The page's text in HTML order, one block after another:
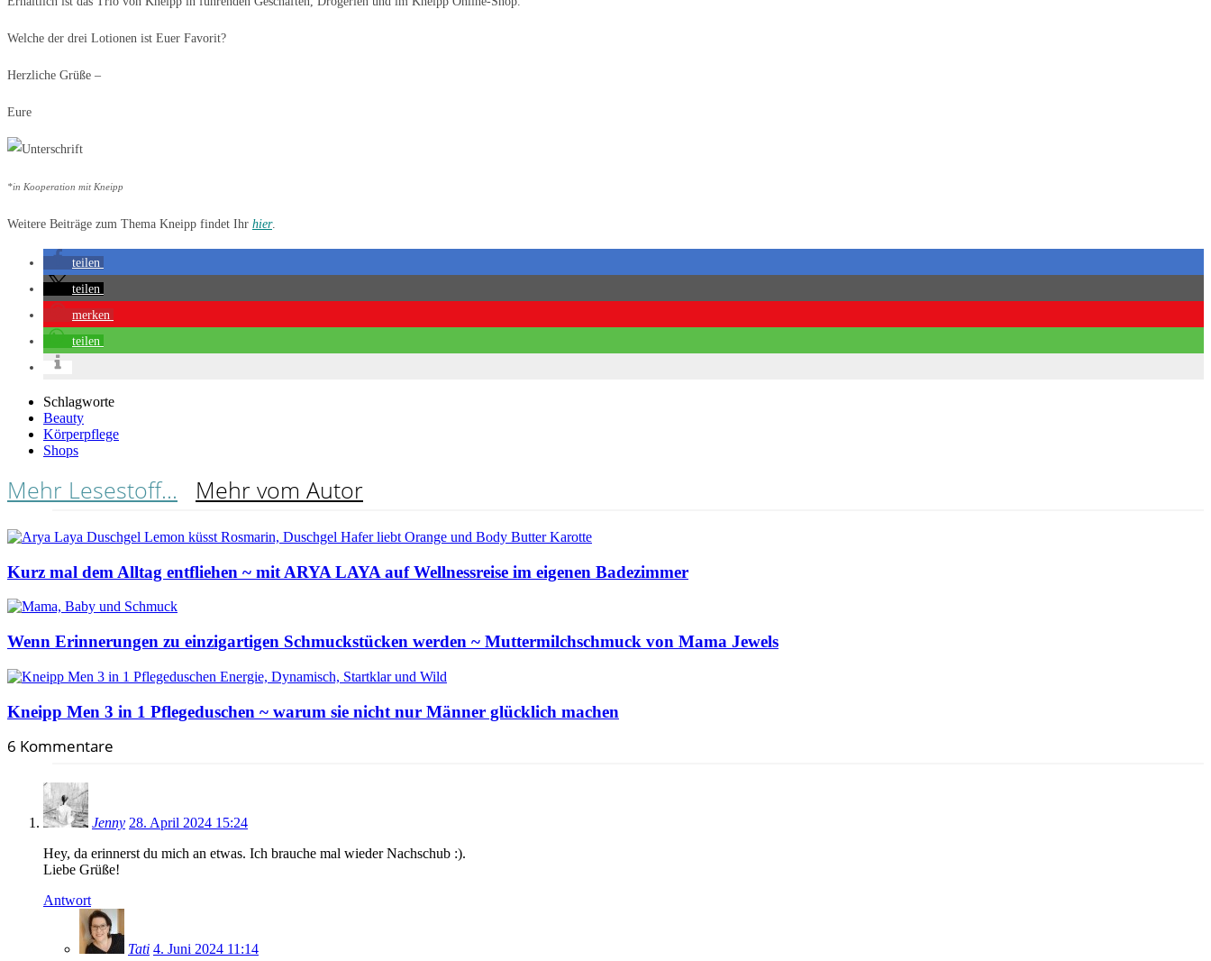
Welche der drei Lotionen ist Euer Favorit?
Herzliche Grüße –
Eure
*in Kooperation mit Kneipp
Weitere Beiträge zum Thema Kneipp findet Ihr hier.
teilen
teilen
merken
teilen
Schlagworte
Beauty
Körperpflege
Shops
Mehr Lesestoff... Mehr vom Autor
Kurz mal dem Alltag entfliehen ~ mit ARYA LAYA auf Wellnessreise im eigenen Badezimmer
Wenn Erinnerungen zu einzigartigen Schmuckstücken werden ~ Muttermilchschmuck von Mama Jewels
Kneipp Men 3 in 1 Pflegeduschen ~ warum sie nicht nur Männer glücklich machen
6 Kommentare
Jenny 28. April 2024 15:24
Hey, da erinnerst du mich an etwas. Ich brauche mal wieder Nachschub :).
Liebe Grüße!
Antwort
Tati 4. Juni 2024 11:14